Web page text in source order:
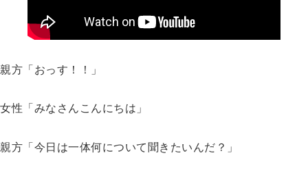
親方「おっす！！」
女性「みなさんこんにちは」
親方「今日は一体何について聞きたいんだ？」